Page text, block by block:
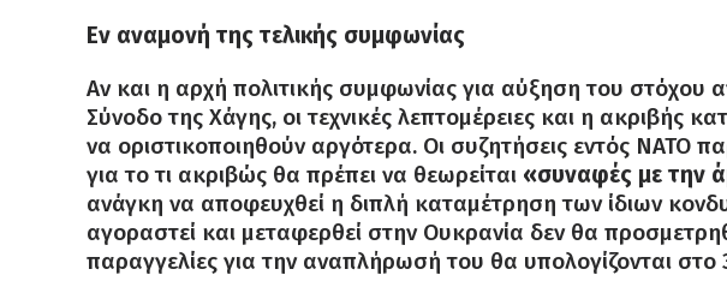
Εν αναμονή της τελικής συμφωνίας
Αν και η αρχή πολιτικής συμφωνίας για αύξηση του στόχου
Σύνοδο της Χάγης, οι τεχνικές λεπτομέρειες και η ακριβής
να οριστικοποιηθούν αργότερα. Οι συζητήσεις εντός ΝΑΤΟ
για το τι ακριβώς θα πρέπει να θεωρείται «συναφές με την
ανάγκη να αποφευχθεί η διπλή καταμέτρηση των ίδιων
αγοραστεί και μεταφερθεί στην Ουκρανία δεν θα
παραγγελίες για την αναπλήρωσή του θα υπολογίζονται στο